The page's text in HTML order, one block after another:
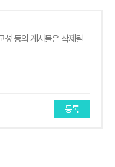
등록